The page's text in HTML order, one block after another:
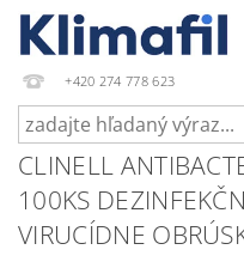
+420 274 778 623
CLINELL
100KS
VIRUCÍDNE